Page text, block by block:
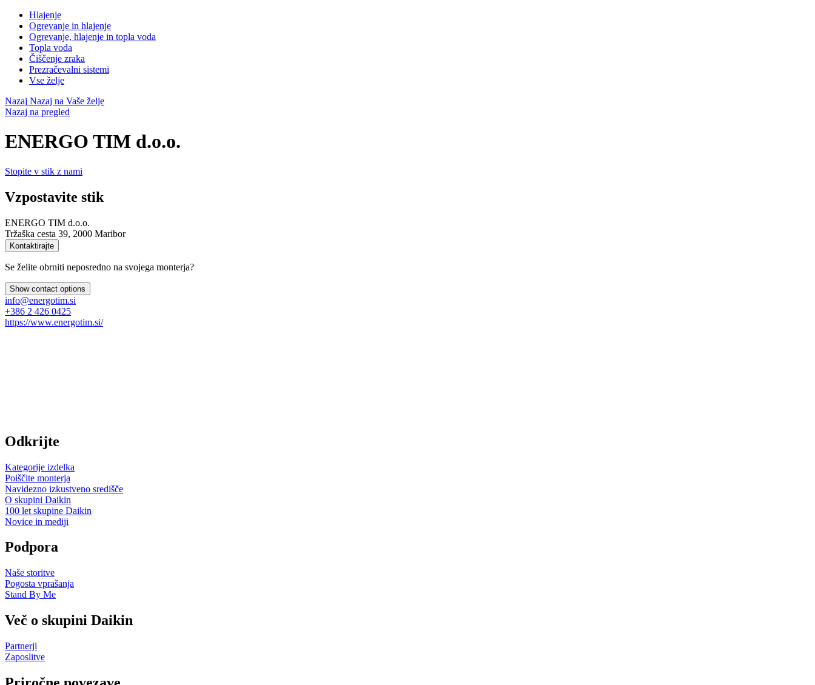
Hlajenje
Ogrevanje in hlajenje
Ogrevanje, hlajenje in topla voda
Topla voda
Čiščenje zraka
Prezračevalni sistemi
Vse želje
Nazaj Nazaj na Vaše želje
Nazaj na pregled
ENERGO TIM d.o.o.
Stopite v stik z nami
Vzpostavite stik
ENERGO TIM d.o.o.
Tržaška cesta 39, 2000 Maribor
Kontaktirajte
Se želite obrniti neposredno na svojega monterja?
Show contact options
info@energotim.si
+386 2 426 0425
https://www.energotim.si/
Odkrijte
Kategorije izdelka
Poiščite monterja
Navidezno izkustveno središče
O skupini Daikin
100 let skupine Daikin
Novice in mediji
Podpora
Naše storitve
Pogosta vprašanja
Stand By Me
Več o skupini Daikin
Partnerji
Zaposlitve